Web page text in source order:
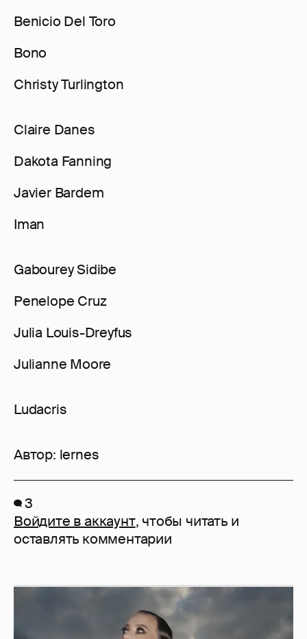
Benicio Del Toro
Bono
Christy Turlington
Claire Danes
Dakota Fanning
Javier Bardem
Iman
Gabourey Sidibe
Penelope Cruz
Julia Louis-Dreyfus
Julianne Moore
Ludacris
Автор: lernes
3
Войдите в аккаунт, чтобы читать и
оставлять комментарии